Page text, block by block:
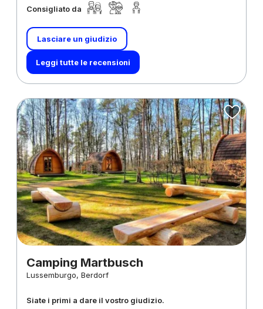
Consigliato da
Lasciare un giudizio
Leggi tutte le recensioni
Camping Martbusch
Lussemburgo, Berdorf
Siate i primi a dare il vostro giudizio.